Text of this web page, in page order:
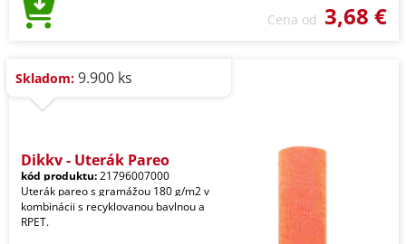
Cena od 3,68 €
Skladom: 9.900 ks
Dikky - Uterák Pareo
kód produktu:21796007000
Uterák pareo s gramážou 180 g/m2 v
kombinácii s recyklovanou bavlnou a
RPET.